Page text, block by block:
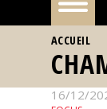
À
la
une
VOUS ÊTES ICI
ACCUEIL
16/12/